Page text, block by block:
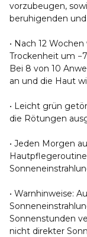
vorzubeugen,
beruhigenden
• Nach 12
Trockenheit um
Bei 8 von 10
an und die Haut
• Leicht grün
die Rötungen
• Jeden Morgen
• Warnhinweise:
Sonnenstunden
nicht direkter